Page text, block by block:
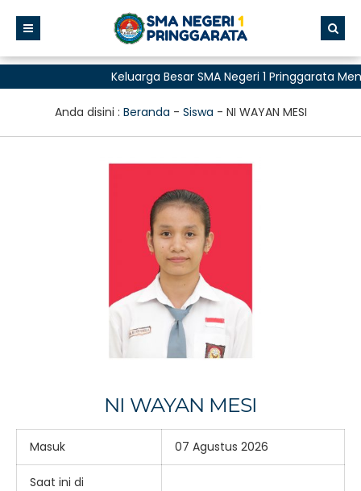
Keluarga Besar SMA Negeri 1 Pringgarata
Anda disini : Beranda - Siswa - NI WAYAN MESI
NI WAYAN MESI
Masuk 07 Agustus 2026
Saat ini di